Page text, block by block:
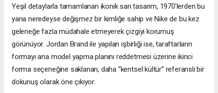
Yeşil detaylarla tamamlanan ikonik sarı tasarım, 1970’lerden bu
yana neredeyse değişmez bir kimliğe sahip ve Nike de bu kez
geleneğe fazla müdahale etmeyerek çizgiyi korumuş
görünüyor. Jordan Brand ile yapılan işbirliği ise, taraftarların
formayı ana model yapma planını reddetmesi üzerine ikinci
forma seçeneğine saklanan, daha “kentsel kültür” referanslı bir
dokunuş olarak öne çıkıyor.